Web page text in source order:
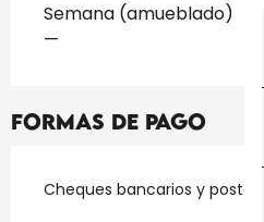
Tarifas 2026
Semana (amueblado)
—
Formas de pago
Cheques bancarios y postales